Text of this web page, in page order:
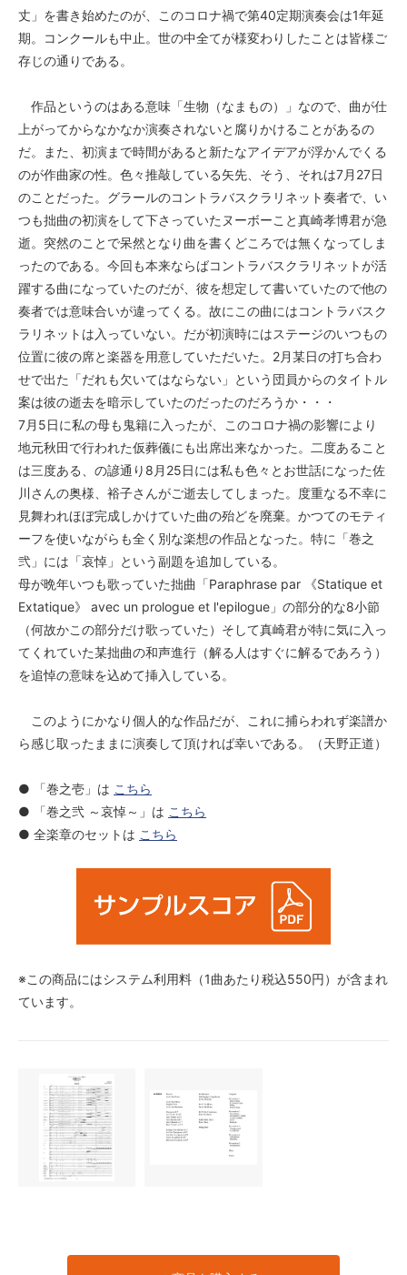
丈」を書き始めたのが、このコロナ禍で第40定期演奏会は1年延
期。コンクールも中止。世の中全てが様変わりしたことは皆様ご
存じの通りである。
作品というのはある意味「生物（なまもの）」なので、曲が仕
上がってからなかなか演奏されないと腐りかけることがあるの
だ。また、初演まで時間があると新たなアイデアが浮かんでくる
のが作曲家の性。色々推敲している矢先、そう、それは7月27日
のことだった。グラールのコントラバスクラリネット奏者で、い
つも拙曲の初演をして下さっていたヌーボーこと真崎孝博君が急
逝。突然のことで呆然となり曲を書くどころでは無くなってしま
ったのである。今回も本来ならばコントラバスクラリネットが活
躍する曲になっていたのだが、彼を想定して書いていたので他の
奏者では意味合いが違ってくる。故にこの曲にはコントラバスク
ラリネットは入っていない。だが初演時にはステージのいつもの
位置に彼の席と楽器を用意していただいた。2月某日の打ち合わ
せで出た「だれも欠いてはならない」という団員からのタイトル
案は彼の逝去を暗示していたのだったのだろうか・・・
7月5日に私の母も鬼籍に入ったが、このコロナ禍の影響により
地元秋田で行われた仮葬儀にも出席出来なかった。二度あること
は三度ある、の諺通り8月25日には私も色々とお世話になった佐
川さんの奥様、裕子さんがご逝去してしまった。度重なる不幸に
見舞われほぼ完成しかけていた曲の殆どを廃棄。かつてのモティ
ーフを使いながらも全く別な楽想の作品となった。特に「巻之
弐」には「哀悼」という副題を追加している。
母が晩年いつも歌っていた拙曲「Paraphrase par 《Statique et
Extatique》 avec un prologue et l'epilogue」の部分的な8小節
（何故かこの部分だけ歌っていた）そして真崎君が特に気に入っ
てくれていた某拙曲の和声進行（解る人はすぐに解るであろう）
を追悼の意味を込めて挿入している。
このようにかなり個人的な作品だが、これに捕らわれず楽譜か
ら感じ取ったままに演奏して頂ければ幸いである。（天野正道）
● 「巻之壱」は こちら
● 「巻之弐 ～哀悼～」は こちら
● 全楽章のセットは こちら
※この商品にはシステム利用料（1曲あたり税込550円）が含まれ
ています。